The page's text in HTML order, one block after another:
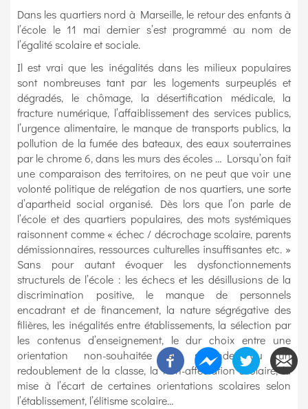
Dans les quartiers nord à Marseille, le retour des enfants à
l’école le 11 mai dernier s’est programmé au nom de
l’égalité scolaire et sociale.
Il est vrai que les inégalités dans les milieux populaires
sont nombreuses tant par les logements surpeuplés et
dégradés, le chômage, la désertification médicale, la
fracture numérique, l’affaiblissement des services publics,
l’urgence alimentaire, le manque de transports publics, la
pollution de la fumée des bateaux, des eaux souterraines
par le chrome 6, dans les murs des écoles … Lorsqu’on fait
une comparaison des territoires, on ne peut que voir une
volonté politique de relégation de nos quartiers, une sorte
d’apartheid social organisé. Dès lors que l’on parle de
l’école et des quartiers populaires, des mots systémiques
raisonnent comme « échec / décrochage scolaire, parents
démissionnaires, ressources culturelles insuffisantes etc. »
Sans pour autant évoquer les dysfonctionnements
structurels de l’école : les échecs et les désillusions de la
discrimination positive, le manque de personnels
encadrant et de financement, la nature ségrégative des
filières, les inégalités entre établissements, la sélection par
les contenus d’enseignement, le dur choix entre une
orientation non-souhaitée en seconde ou un
redoublement de la classe, la non-affectation scolaire, la
mise à l’écart de certaines orientations scolaires selon
l’établissement, l’élitisme scolaire…